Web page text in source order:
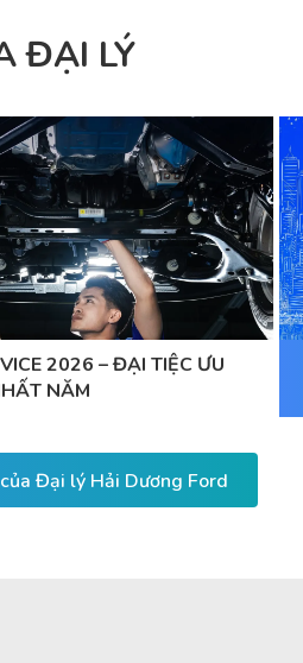
ĐẠI LÝ
2026 – ĐẠI TIỆC ƯU
NĂM
Đại lý Hải Dương Ford